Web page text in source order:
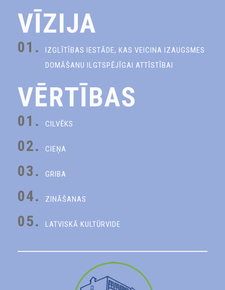
VĪZIJA
01.
IZGLĪTĪBAS IESTĀDE, KAS VEICINA IZAUGSMES
DOMĀŠANU ILGTSPĒJĪGAI ATTĪSTĪBAI
VĒRTĪBAS
01. CILVĒKS
02. CIEŅA
03. GRIBA
04. ZINĀŠANAS
05. LATVISKĀ KULTŪRVIDE